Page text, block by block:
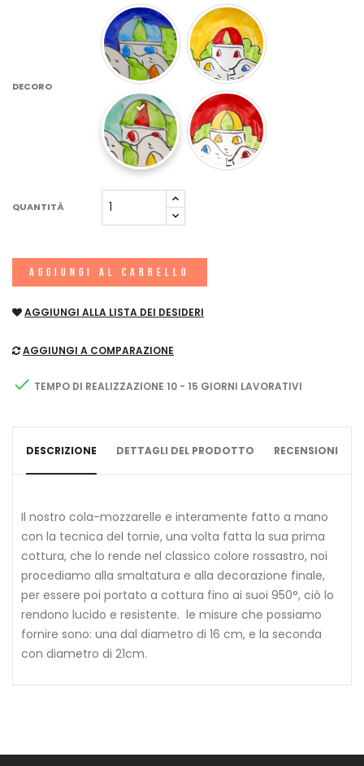
DECORO
QUANTITÀ
AGGIUNGI AL CARRELLO
AGGIUNGI ALLA LISTA DEI DESIDERI
AGGIUNGI A COMPARAZIONE
 TEMPO DI REALIZZAZIONE 10 - 15 GIORNI LAVORATIVI
DESCRIZIONE DETTAGLI DEL PRODOTTO RECENSIONI
Il nostro cola-mozzarelle e interamente fatto a mano
con la tecnica del tornie, una volta fatta la sua prima
cottura, che lo rende nel classico colore rossastro, noi
procediamo alla smaltatura e alla decorazione finale,
per essere poi portato a cottura fino ai suoi 950°, ciò lo
rendono lucido e resistente. le misure che possiamo
fornire sono: una dal diametro di 16 cm, e la seconda
con diametro di 21cm.